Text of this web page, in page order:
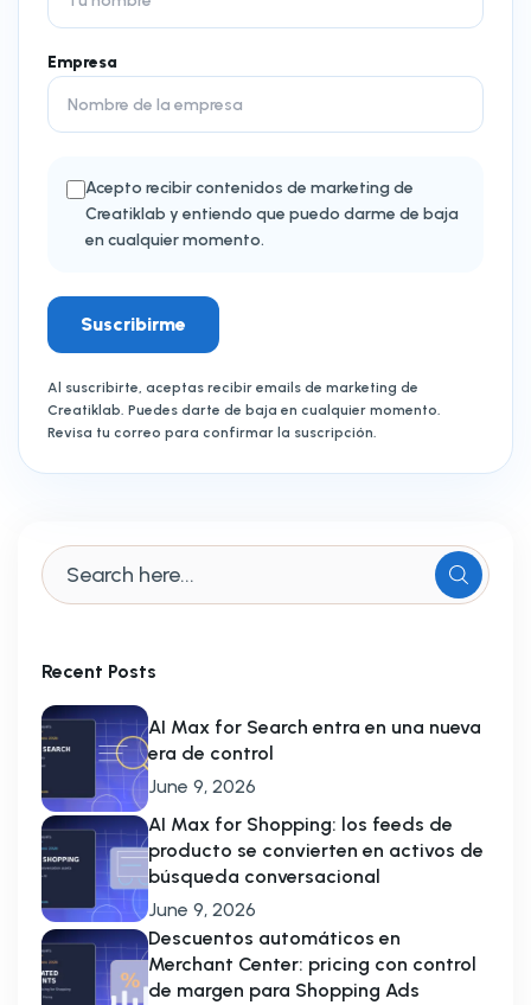
Empresa
Acepto recibir contenidos de marketing de
Creatiklab y entiendo que puedo darme de baja
en cualquier momento.
Suscribirme
Al suscribirte, aceptas recibir emails de marketing de
Creatiklab. Puedes darte de baja en cualquier momento.
Revisa tu correo para confirmar la suscripción.
Recent Posts
AI Max for Search entra en una nueva
era de control
June 9, 2026
AI Max for Shopping: los feeds de
producto se convierten en activos de
búsqueda conversacional
June 9, 2026
Descuentos automáticos en
Merchant Center: pricing con control
de margen para Shopping Ads